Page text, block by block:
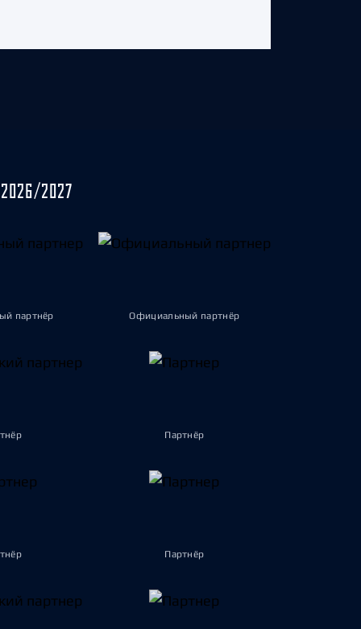
2027
партнёр Официальный партнёр
Партнёр
Партнёр